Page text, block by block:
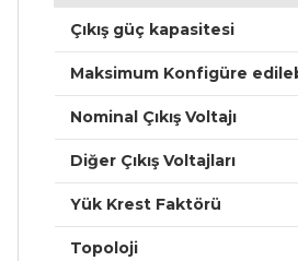
Çıkış güç kapasitesi
Maksimum Konfigüre
Nominal Çıkış Voltajı
Diğer Çıkış Voltajları
Yük Krest Faktörü
Topoloji